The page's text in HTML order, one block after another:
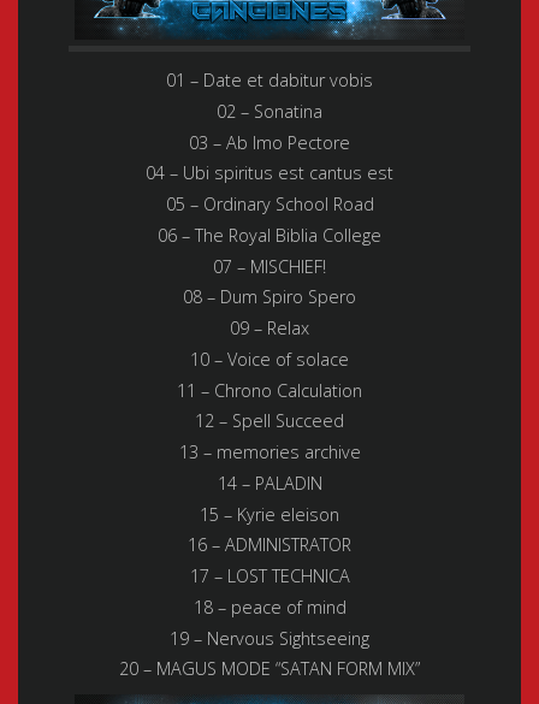
01 – Date et dabitur vobis
02 – Sonatina
03 – Ab Imo Pectore
04 – Ubi spiritus est cantus est
05 – Ordinary School Road
06 – The Royal Biblia College
07 – MISCHIEF!
08 – Dum Spiro Spero
09 – Relax
10 – Voice of solace
11 – Chrono Calculation
12 – Spell Succeed
13 – memories archive
14 – PALADIN
15 – Kyrie eleison
16 – ADMINISTRATOR
17 – LOST TECHNICA
18 – peace of mind
19 – Nervous Sightseeing
20 – MAGUS MODE “SATAN FORM MIX”